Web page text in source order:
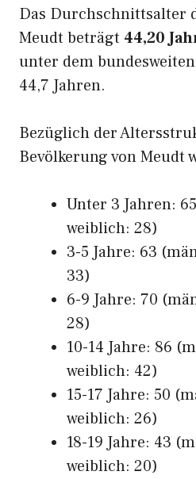
Das Durchschnittsalter
Meudt beträgt 44,20
unter dem
44,7 Jahren.
Bezüglich der
Bevölkerung von Meudt
Unter 3 Jahren:
weiblich: 28)
3-5 Jahre: 63
33)
6-9 Jahre: 70
28)
10-14 Jahre: 86
weiblich: 42)
15-17 Jahre: 50
weiblich: 26)
18-19 Jahre: 43
weiblich: 20)